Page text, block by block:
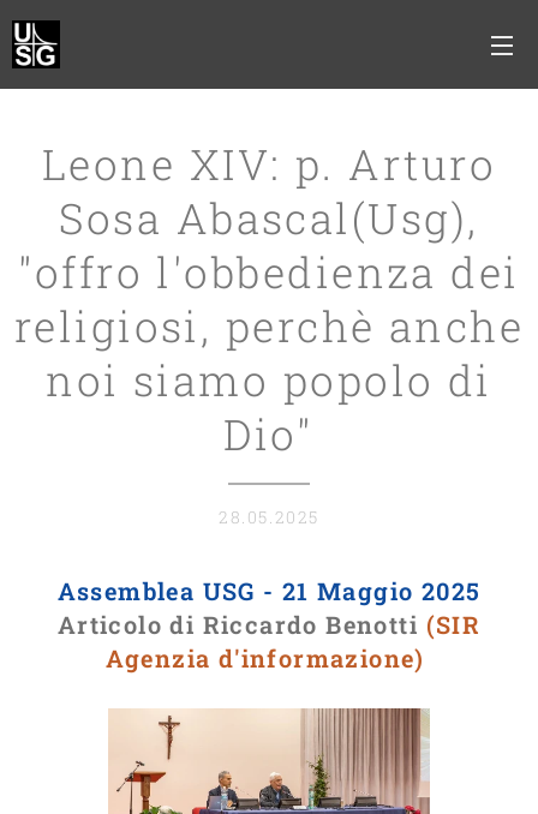
Leone XIV: p. Arturo
Sosa Abascal(Usg),
"offro l'obbedienza dei
religiosi, perchè anche
noi siamo popolo di
Dio"
28.05.2025
Assemblea USG - 21 Maggio 2025
Articolo di Riccardo Benotti (SIR
Agenzia d'informazione)